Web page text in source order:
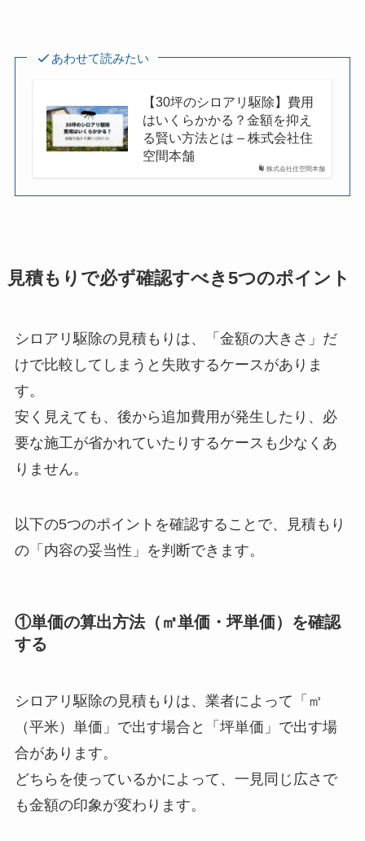
あわせて読みたい
株式会社住空間本舗
【30坪のシロアリ駆除】費用
はいくらかかる？金額を抑え
る賢い方法とは – 株式会社住
空間本舗
見積もりで必ず確認すべき5つのポイント
シロアリ駆除の見積もりは、「金額の大きさ」だ
けで比較してしまうと失敗するケースがありま
す。
安く見えても、後から追加費用が発生したり、必
要な施工が省かれていたりするケースも少なくあ
りません。
以下の5つのポイントを確認することで、見積もり
の「内容の妥当性」を判断できます。
①単価の算出方法（㎡単価・坪単価）を確認
する
シロアリ駆除の見積もりは、業者によって「㎡
（平米）単価」で出す場合と「坪単価」で出す場
合があります。
どちらを使っているかによって、一見同じ広さで
も金額の印象が変わります。